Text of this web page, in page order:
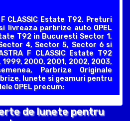
F CLASSIC Estate T92. Preturi
livreaza parbrize auto OPEL
T92 in Bucuresti Sector 1,
4, Sector 5, Sector 6 si
F CLASSIC Estate T92
2000, 2001, 2002, 2003,
Parbrize Originale
lunete si geamuri pentru
OPEL precum:
de lunete pentru